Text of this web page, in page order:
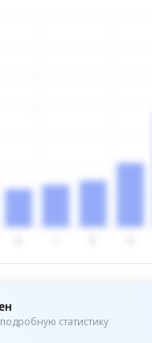
статистику